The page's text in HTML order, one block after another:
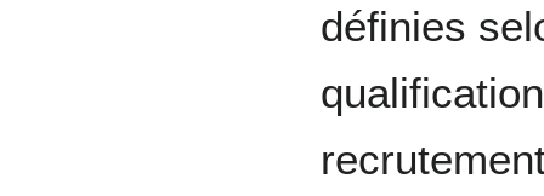
définies